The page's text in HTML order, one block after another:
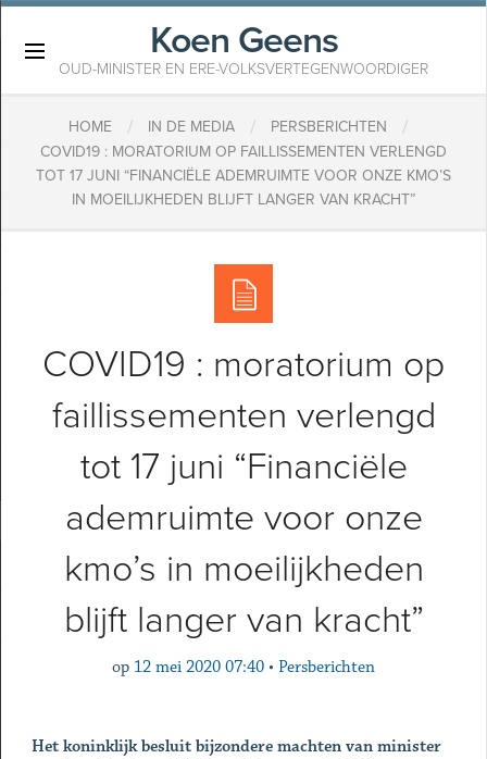
Koen Geens
OUD-MINISTER EN ERE-VOLKSVERTEGENWOORDIGER
HOME / IN DE MEDIA / PERSBERICHTEN /
COVID19 : MORATORIUM OP FAILLISSEMENTEN VERLENGD
TOT 17 JUNI “FINANCIËLE ADEMRUIMTE VOOR ONZE KMO’S
IN MOEILIJKHEDEN BLIJFT LANGER VAN KRACHT”
COVID19 : moratorium op
faillissementen verlengd
tot 17 juni “Financiële
ademruimte voor onze
kmo’s in moeilijkheden
blijft langer van kracht”
op 12 mei 2020 07:40 • Persberichten
Het koninklijk besluit bijzondere machten van minister